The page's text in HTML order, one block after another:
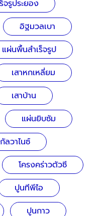
จรูประยอง
อิฐมวลเบา
แผ่นพื้นสำเร็จรูป
เสาหกเหลี่ยม
เสาบ้าน
แผ่นยิบซัม
ลวาไนซ์
โครงคร่าวตัวซี
ปูนทีพีไอ
ปูนกาว